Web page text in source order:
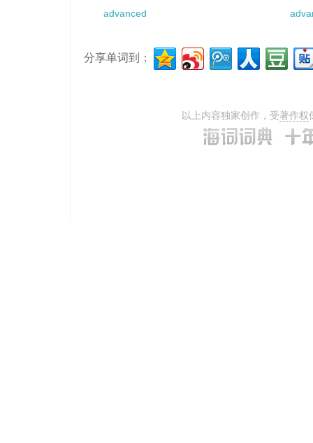
advanced
分享单词到：
以上内容独家创作，受著作权